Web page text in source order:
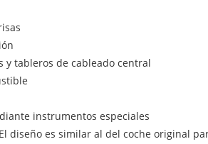
y tableros de cableado central
instrumentos especiales
diseño es similar al del coche original